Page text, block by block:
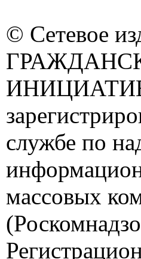
© Сетевое
службе по
массовых